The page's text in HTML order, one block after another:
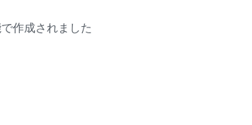
作成されました